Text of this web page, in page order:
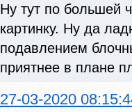
Ну тут по большей
картинку. Ну да
подавлением
приятнее в плане
27-03-2020